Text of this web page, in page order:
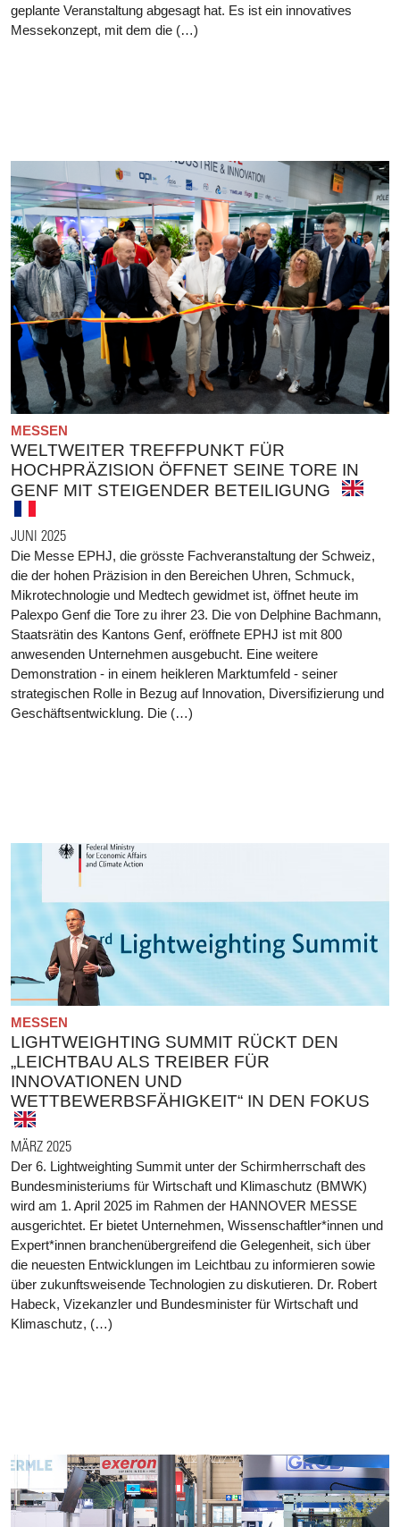
geplante Veranstaltung abgesagt hat. Es ist ein innovatives
Messekonzept, mit dem die (…)
MESSEN
WELTWEITER TREFFPUNKT FÜR
HOCHPRÄZISION ÖFFNET SEINE TORE IN
GENF MIT STEIGENDER BETEILIGUNG
JUNI 2025
Die Messe EPHJ, die grösste Fachveranstaltung der Schweiz,
die der hohen Präzision in den Bereichen Uhren, Schmuck,
Mikrotechnologie und Medtech gewidmet ist, öffnet heute im
Palexpo Genf die Tore zu ihrer 23. Die von Delphine Bachmann,
Staatsrätin des Kantons Genf, eröffnete EPHJ ist mit 800
anwesenden Unternehmen ausgebucht. Eine weitere
Demonstration - in einem heikleren Marktumfeld - seiner
strategischen Rolle in Bezug auf Innovation, Diversifizierung und
Geschäftsentwicklung. Die (…)
MESSEN
LIGHTWEIGHTING SUMMIT RÜCKT DEN
„LEICHTBAU ALS TREIBER FÜR
INNOVATIONEN UND
WETTBEWERBSFÄHIGKEIT“ IN DEN FOKUS
MÄRZ 2025
Der 6. Lightweighting Summit unter der Schirmherrschaft des
Bundesministeriums für Wirtschaft und Klimaschutz (BMWK)
wird am 1. April 2025 im Rahmen der HANNOVER MESSE
ausgerichtet. Er bietet Unternehmen, Wissenschaftler*innen und
Expert*innen branchenübergreifend die Gelegenheit, sich über
die neuesten Entwicklungen im Leichtbau zu informieren sowie
über zukunftsweisende Technologien zu diskutieren. Dr. Robert
Habeck, Vizekanzler und Bundesminister für Wirtschaft und
Klimaschutz, (…)